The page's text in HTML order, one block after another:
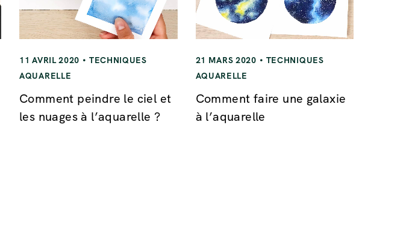
11 AVRIL 2020
TECHNIQUES
AQUARELLE
Comment peindre le ciel et
les nuages à l’aquarelle ?
21 MARS 2020
TECHNIQUES
AQUARELLE
Comment faire une galaxie
à l’aquarelle